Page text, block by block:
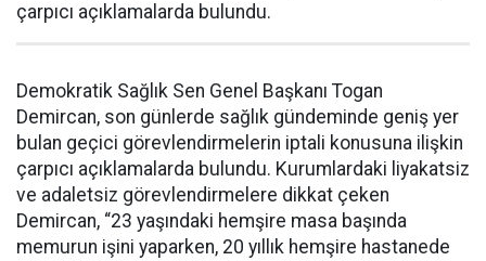
çarpıcı açıklamalarda bulundu.
Demokratik Sağlık Sen Genel Başkanı Togan
Demircan, son günlerde sağlık gündeminde geniş yer
bulan geçici görevlendirmelerin iptali konusuna ilişkin
çarpıcı açıklamalarda bulundu. Kurumlardaki liyakatsiz
ve adaletsiz görevlendirmelere dikkat çeken
Demircan, “23 yaşındaki hemşire masa başında
memurun işini yaparken, 20 yıllık hemşire hastanede